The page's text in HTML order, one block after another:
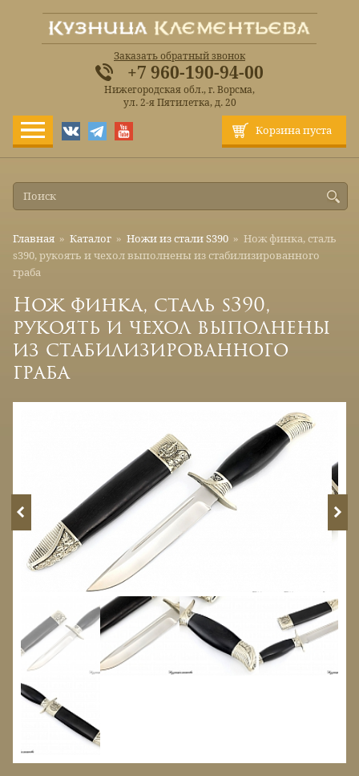
Корзина пуста
Заказать обратный звонок
+7 960-190-94-00
Нижегородская обл., г. Ворсма,
ул. 2-я Пятилетка, д. 20
Главная » Каталог » Ножи из стали S390 » Нож финка, сталь
s390, рукоять и чехол выполнены из стабилизированного
граба
Нож финка, сталь s390,
рукоять и чехол выполнены
из стабилизированного
граба